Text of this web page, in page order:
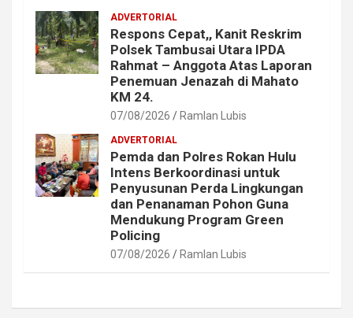
ADVERTORIAL
Respons Cepat,, Kanit Reskrim
Polsek Tambusai Utara IPDA
Rahmat – Anggota Atas Laporan
Penemuan Jenazah di Mahato
KM 24.
07/08/2026 Ramlan Lubis
ADVERTORIAL
Pemda dan Polres Rokan Hulu
Intens Berkoordinasi untuk
Penyusunan Perda Lingkungan
dan Penanaman Pohon Guna
Mendukung Program Green
Policing
07/08/2026 Ramlan Lubis